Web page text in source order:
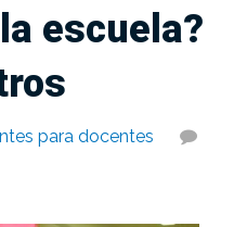
escuela?
para docentes